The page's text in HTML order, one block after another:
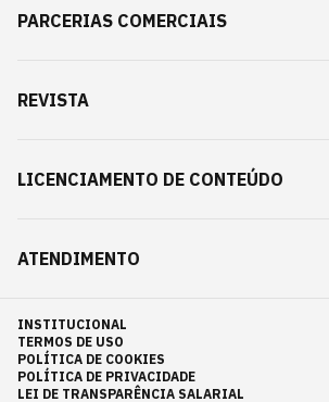
PARCERIAS COMERCIAIS
REVISTA
LICENCIAMENTO DE CONTEÚDO
ATENDIMENTO
INSTITUCIONAL
TERMOS DE USO
POLÍTICA DE COOKIES
POLÍTICA DE PRIVACIDADE
LEI DE TRANSPARÊNCIA SALARIAL